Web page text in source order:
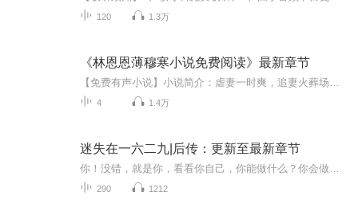
120 1.3万
《林恩恩薄穆寒小说免费阅读》最新章节
4 1.4万
迷失在一六二九|后传：更新至最新章节
290 1212